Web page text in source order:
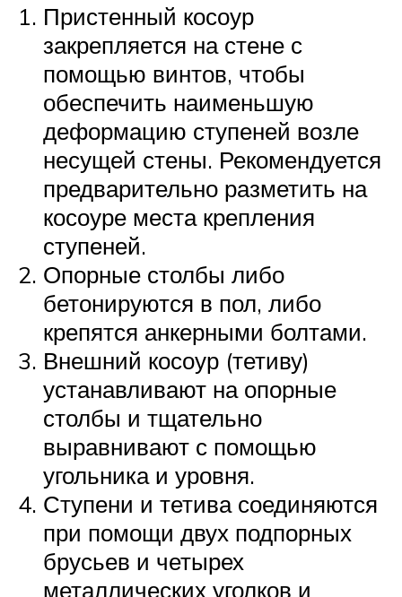
Пристенный косоур
закрепляется на стене с
помощью винтов, чтобы
обеспечить наименьшую
деформацию ступеней возле
несущей стены. Рекомендуется
предварительно разметить на
косоуре места крепления
ступеней.
Опорные столбы либо
бетонируются в пол, либо
крепятся анкерными болтами.
Внешний косоур (тетиву)
устанавливают на опорные
столбы и тщательно
выравнивают с помощью
угольника и уровня.
Ступени и тетива соединяются
при помощи двух подпорных
брусьев и четырех
металлических уголков и